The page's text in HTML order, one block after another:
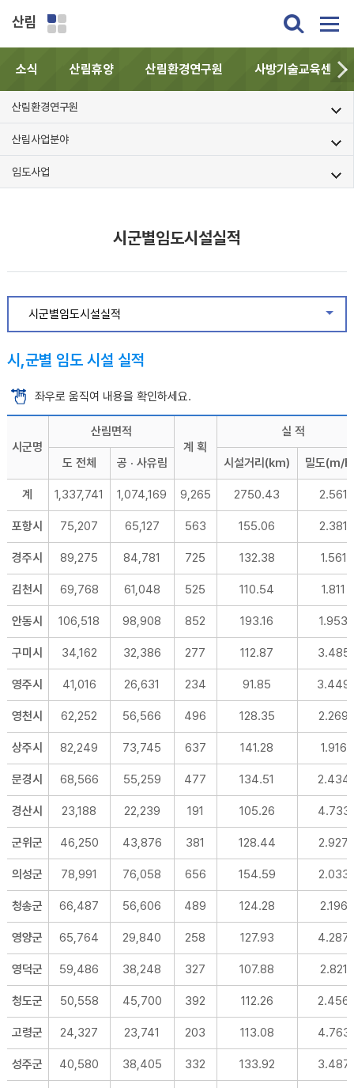
산림
소식 산림휴양 산림환경연구원 사방기술교육센터
산림환경연구원
산림사업분야
임도사업
시군별임도시설실적
시군별임도시설실적
시,군별 임도 시설 실적
좌우로 움직여 내용을 확인하세요.
시군명
산림면적
계 획
실 적
도 전체 공 · 사유림 시설거리(km) 밀도(m/
계 1,337,741 1,074,169 9,265 2750.43 2.561
포항시 75,207 65,127 563 155.06 2.381
경주시 89,275 84,781 725 132.38 1.561
김천시 69,768 61,048 525 110.54 1.811
안동시 106,518 98,908 852 193.16 1.953
구미시 34,162 32,386 277 112.87 3.485
영주시 41,016 26,631 234 91.85 3.449
영천시 62,252 56,566 496 128.35 2.269
상주시 82,249 73,745 637 141.28 1.916
문경시 68,566 55,259 477 134.51 2.434
경산시 23,188 22,239 191 105.26 4.733
군위군 46,250 43,876 381 128.44 2.927
의성군 78,991 76,058 656 154.59 2.033
청송군 66,487 56,606 489 124.28 2.196
영양군 65,764 29,840 258 127.93 4.287
영덕군 59,486 38,248 327 107.88 2.821
청도군 50,558 45,700 392 112.26 2.456
고령군 24,327 23,741 203 113.08 4.763
성주군 40,580 38,405 332 133.92 3.487